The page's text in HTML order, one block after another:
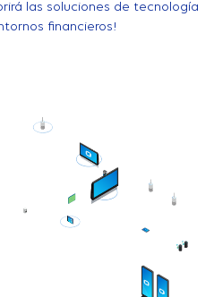
las soluciones de tecnología
financieros!